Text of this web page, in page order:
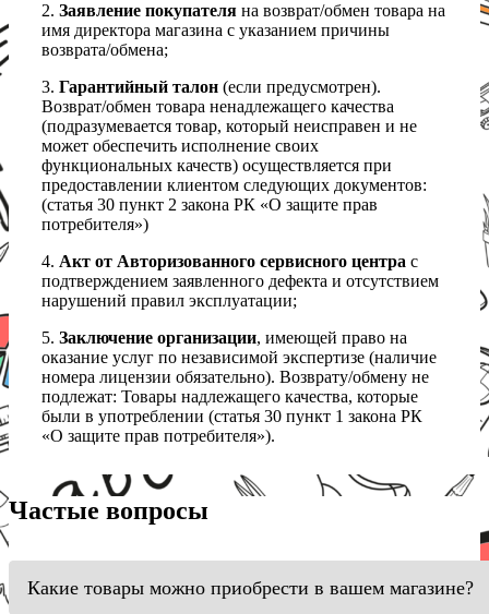
2. Заявление покупателя на возврат/обмен товара на
имя директора магазина с указанием причины
возврата/обмена;
3. Гарантийный талон (если предусмотрен).
Возврат/обмен товара ненадлежащего качества
(подразумевается товар, который неисправен и не
может обеспечить исполнение своих
функциональных качеств) осуществляется при
предоставлении клиентом следующих документов:
(статья 30 пункт 2 закона РК «О защите прав
потребителя»)
4. Акт от Авторизованного сервисного центра с
подтверждением заявленного дефекта и отсутствием
нарушений правил эксплуатации;
5. Заключение организации, имеющей право на
оказание услуг по независимой экспертизе (наличие
номера лицензии обязательно). Возврату/обмену не
подлежат: Товары надлежащего качества, которые
были в употреблении (статья 30 пункт 1 закона РК
«О защите прав потребителя»).
Частые вопросы
Какие товары можно приобрести в вашем магазине?